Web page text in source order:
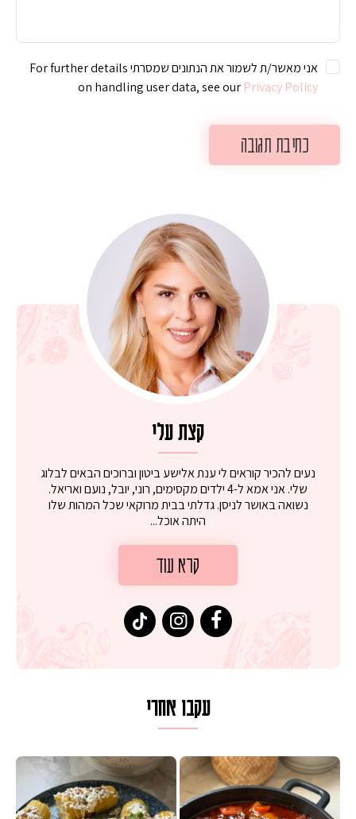
אני מאשר/ת לשמור את הנתונים שמסרתי For further details
on handling user data, see our Privacy Policy
קצת עלי
נעים להכיר קוראים לי ענת אלישע ביטון וברוכים הבאים לבלוג
שלי. אני אמא ל-4 ילדים מקסימים, רוני, יובל, נועם ואריאל.
נשואה באושר לניסן. גדלתי בבית מרוקאי שכל המהות שלו
היתה אוכל...
קרא עוד
עקבו אחרי
על מחבת עם גבינה בולגרית מעודנת מ